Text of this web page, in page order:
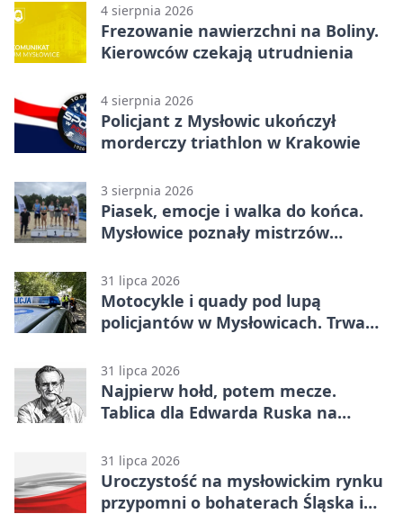
4 sierpnia 2026
Frezowanie nawierzchni na Boliny.
Kierowców czekają utrudnienia
4 sierpnia 2026
Policjant z Mysłowic ukończył
morderczy triathlon w Krakowie
3 sierpnia 2026
Piasek, emocje i walka do końca.
Mysłowice poznały mistrzów
31 lipca 2026
Motocykle i quady pod lupą
policjantów w Mysłowicach. Trwa
31 lipca 2026
Najpierw hołd, potem mecze.
Tablica dla Edwarda Ruska na
31 lipca 2026
Uroczystość na mysłowickim rynku
przypomni o bohaterach Śląska i